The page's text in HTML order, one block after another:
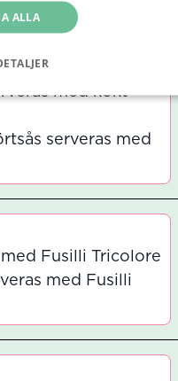
med kokt
serveras med
Fusilli Tricolore
med Fusilli
ALLA